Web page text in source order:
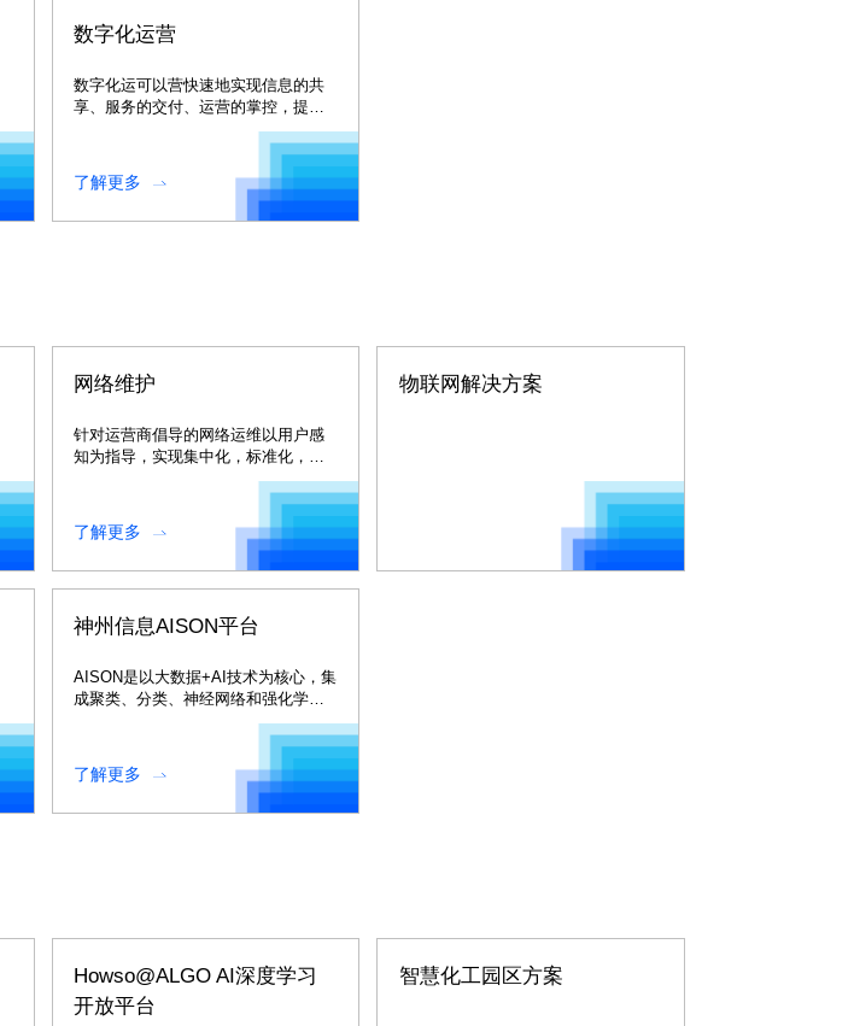
数字化运营
数字化运可以营快速地实现信息的共
享、服务的交付、运营的掌控，提高
了解更多
网络维护
针对运营商倡导的网络运维以用户感
知为指导，实现集中化，标准化，信
息化和精英化总体思路和理念。
了解更多
物联网解决方案
神州信息AISON平台
AISON是以大数据+AI技术为核心，集
成聚类、分类、神经网络和强化学习
等多种算法，打造的网络智能优化新
了解更多
Howso@ALGO AI深度学习
开放平台
智慧化工园区方案